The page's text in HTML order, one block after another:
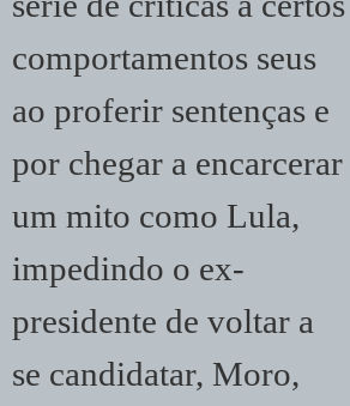
comportamentos seus
ao proferir sentenças e
por chegar a encarcerar
um mito como Lula,
impedindo o ex-
presidente de voltar a
se candidatar, Moro,